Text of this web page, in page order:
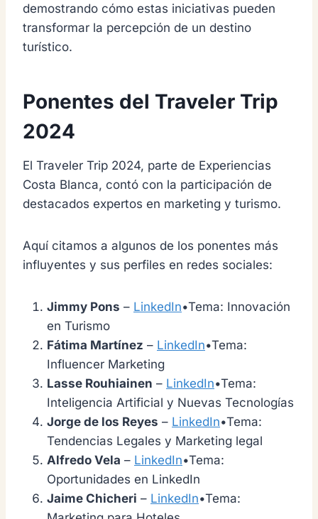
demostrando cómo estas iniciativas pueden
transformar la percepción de un destino
turístico.
Ponentes del Traveler Trip
2024
El Traveler Trip 2024, parte de Experiencias
Costa Blanca, contó con la participación de
destacados expertos en marketing y turismo.
Aquí citamos a algunos de los ponentes más
influyentes y sus perfiles en redes sociales:
Jimmy Pons – LinkedIn•Tema: Innovación
en Turismo
Fátima Martínez – LinkedIn•Tema:
Influencer Marketing
Lasse Rouhiainen – LinkedIn•Tema:
Inteligencia Artificial y Nuevas Tecnologías
Jorge de los Reyes – LinkedIn•Tema:
Tendencias Legales y Marketing legal
Alfredo Vela – LinkedIn•Tema:
Oportunidades en LinkedIn
Jaime Chicheri – LinkedIn•Tema: